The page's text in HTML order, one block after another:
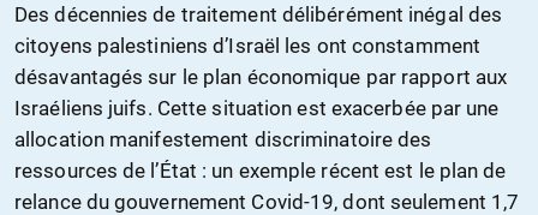
Des décennies de traitement délibérément inégal des
citoyens palestiniens d’Israël les ont constamment
désavantagés sur le plan économique par rapport aux
Israéliens juifs. Cette situation est exacerbée par une
allocation manifestement discriminatoire des
ressources de l’État : un exemple récent est le plan de
relance du gouvernement Covid-19, dont seulement 1,7